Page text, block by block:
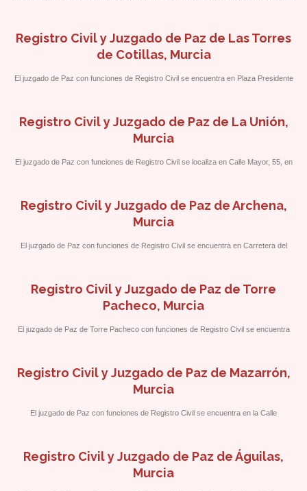
Registro Civil y Juzgado de Paz de Las Torres
de Cotillas, Murcia
El juzgado de Paz con funciones de Registro Civil se encuentra en Plaza Presidente
Registro Civil y Juzgado de Paz de La Unión,
Murcia
El juzgado de Paz con funciones de Registro Civil se localiza en Calle Mayor, 55, en
Registro Civil y Juzgado de Paz de Archena,
Murcia
El juzgado de Paz con funciones de Registro Civil se encuentra en Carretera del
Registro Civil y Juzgado de Paz de Torre
Pacheco, Murcia
El juzgado de Paz de Torre Pacheco con funciones de Registro Civil se encuentra
Registro Civil y Juzgado de Paz de Mazarrón,
Murcia
El juzgado de Paz con funciones de Registro Civil se encuentra en la Calle
Registro Civil y Juzgado de Paz de Águilas,
Murcia